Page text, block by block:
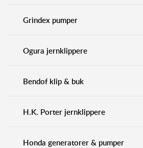
Grindex pumper
Ogura jernklippere
Bendof klip & buk
H.K. Porter jernklippere
Honda generatorer & pumper